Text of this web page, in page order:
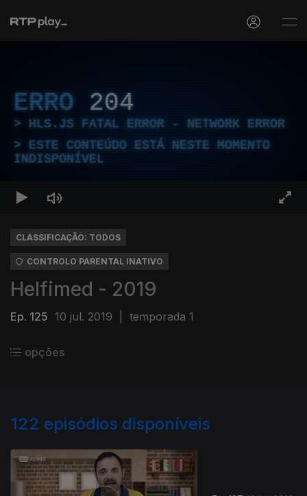
ERRO 204
HLS.JS FATAL ERROR - NETWORK ERROR
ESTE CONTEÚDO ESTÁ NESTE MOMENTO
INDISPONÍVEL
CLASSIFICAÇÃO: TODOS
CONTROLO PARENTAL INATIVO
Helfimed - 2019
Ep. 125 10 jul. 2019 temporada 1
opções
122 episódios disponíveis